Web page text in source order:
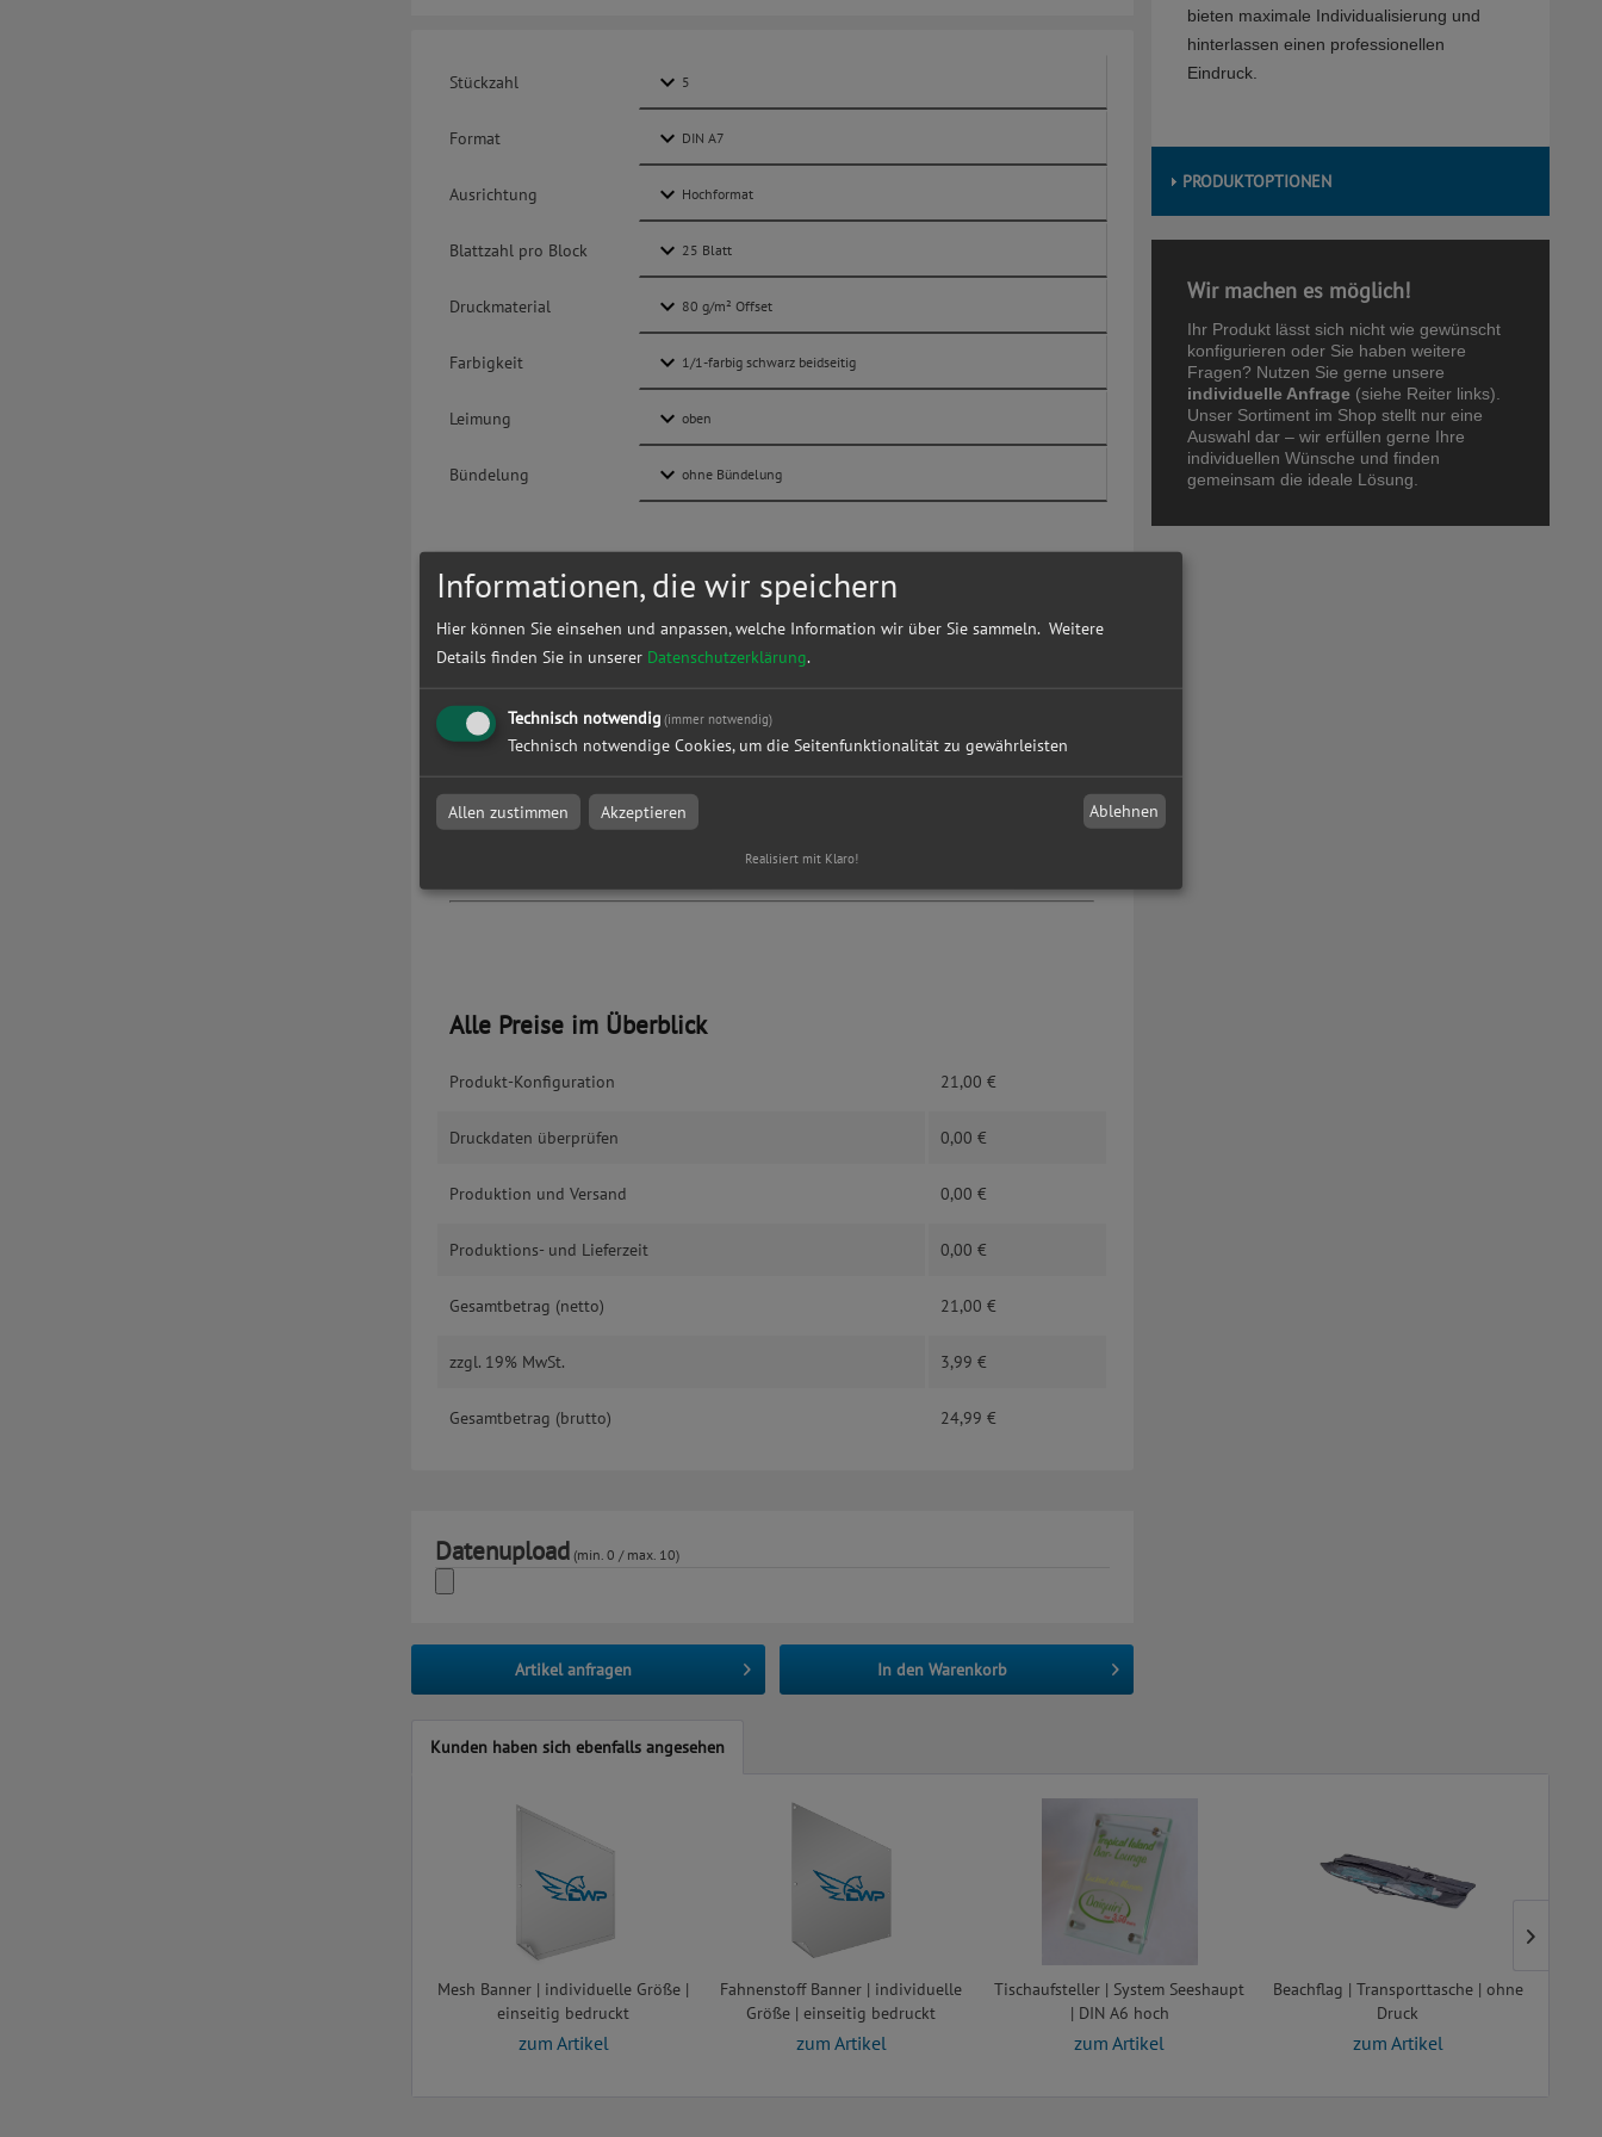
Stückzahl
Format
Ausrichtung
Blattzahl pro Block
Druckmaterial
Farbigkeit
Leimung
Bündelung
Datencheck
Produktion und Versand
Lieferzeit
Alle Preise im Überblick
Produkt-Konfiguration 21,00 €
Druckdaten überprüfen 0,00 €
Produktion und Versand 0,00 €
Produktions- und Lieferzeit 0,00 €
Gesamtbetrag (netto) 21,00 €
zzgl. 19% MwSt. 3,99 €
Gesamtbetrag (brutto) 24,99 €
Datenupload (min. 0 / max. 10)
Artikel anfragen In den Warenkorb
bieten maximale Individualisierung und
hinterlassen einen professionellen
Eindruck.
PRODUKTOPTIONEN
Wir machen es möglich!
Ihr Produkt lässt sich nicht wie gewünscht
konfigurieren oder Sie haben weitere
Fragen? Nutzen Sie gerne unsere
individuelle Anfrage (siehe Reiter links).
Unser Sortiment im Shop stellt nur eine
Auswahl dar – wir erfüllen gerne Ihre
individuellen Wünsche und finden
gemeinsam die ideale Lösung.
Kunden haben sich ebenfalls angesehen
Mesh Banner | individuelle Größe |
einseitig bedruckt
zum Artikel
Fahnenstoff Banner | individuelle
Größe | einseitig bedruckt
zum Artikel
Tischaufsteller | System Seeshaupt
| DIN A6 hoch
zum Artikel
Beachflag | Transporttasche | ohne
Druck
zum Artikel
Informationen, die wir speichern
Hier können Sie einsehen und anpassen, welche Information wir über Sie sammeln. Weitere
Details finden Sie in unserer Datenschutzerklärung.
Technisch notwendig (immer notwendig)
Technisch notwendige Cookies, um die Seitenfunktionalität zu gewährleisten
Allen zustimmen Akzeptieren Ablehnen
Realisiert mit Klaro!